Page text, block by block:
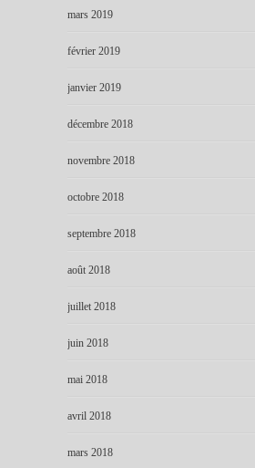
mars 2019
février 2019
janvier 2019
décembre 2018
novembre 2018
octobre 2018
septembre 2018
août 2018
juillet 2018
juin 2018
mai 2018
avril 2018
mars 2018